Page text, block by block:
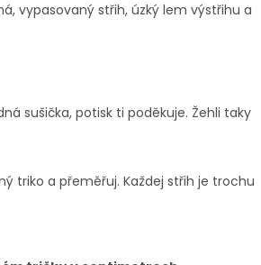
vypasovaný střih, úzký lem výstřihu a
sušička, potisk ti poděkuje. Žehli taky
triko a přeměřuj. Každej střih je trochu